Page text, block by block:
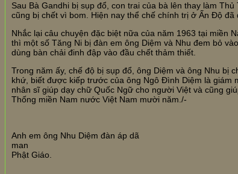
Sau Bà Gandhi bị sụp đổ, con trai của bà lên thay làm
cũng bị chết vì bom. Hiện nay thể chế chính trị ở Ấn Độ đã
Nhắc lại câu chuyện đặc biệt nữa của năm 1963 tại miền
thì một số Tăng Ni bị đàn em ông Diệm và Nhu đem bỏ
dùng bàn chải đinh đập vào đầu chết thảm thiết.
Trong năm ấy, chế độ bị sụp đổ, ông Diệm và ông Nhu bị
khứ, biết được kiếp trước của ông Ngô Đình Diệm là giám
nhân sĩ giúp dạy chữ Quốc Ngữ cho người Việt và cũng
Thống miền Nam nước Việt Nam mười năm./-
Anh em ông Nhu Diệm đàn áp dã
man
Phật Giáo.